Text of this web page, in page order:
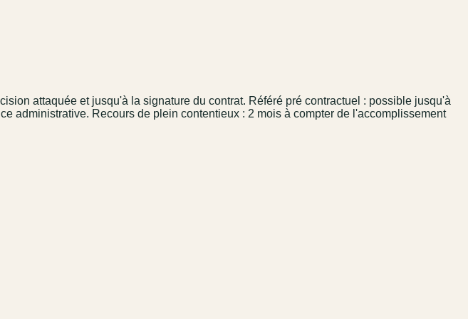
attaquée et jusqu'à la signature du contrat. Référé pré contractuel : possible jusqu'à
administrative. Recours de plein contentieux : 2 mois à compter de l'accomplissement